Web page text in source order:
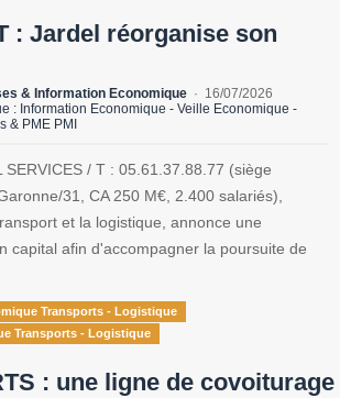
: Jardel réorganise son
& Information Economique
16/07/2026
: Information Economique - Veille Economique -
& PME PMI
SERVICES / T : 05.61.37.88.77 (siège
31, CA 250 M€, 2.400 salariés),
et la logistique, annonce une
capital afin d'accompagner la poursuite de
Transports - Logistique
Transports - Logistique
: une ligne de covoiturage